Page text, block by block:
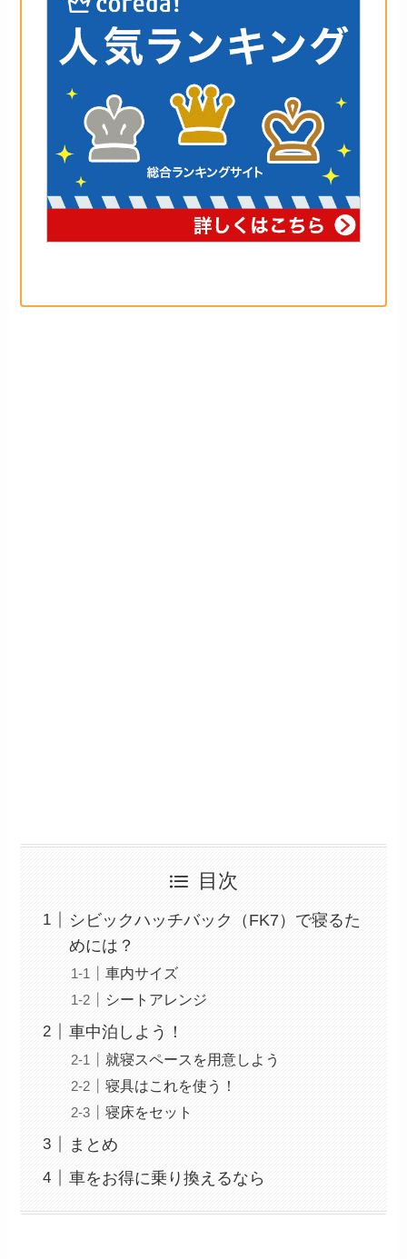
目次
シビックハッチバック（FK7）で寝るた
めには？
車内サイズ
シートアレンジ
車中泊しよう！
就寝スペースを用意しよう
寝具はこれを使う！
寝床をセット
まとめ
車をお得に乗り換えるなら